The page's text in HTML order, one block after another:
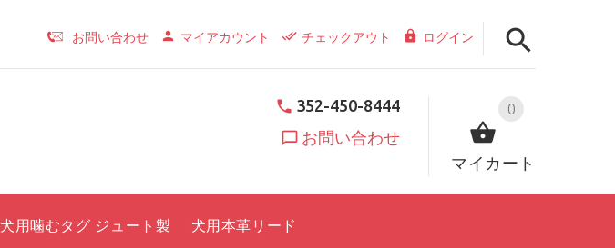
お問い合わせ マイアカウント チェックアウト ログイン
0
マイカート
352-450-8444
お問い合わせ
犬用噛むタグ ジュート製 犬用本革リード